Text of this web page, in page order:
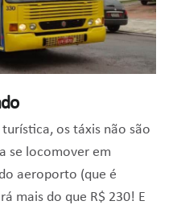
os táxis não são
se locomover em
aeroporto (que é
mais do que R$ 230! E